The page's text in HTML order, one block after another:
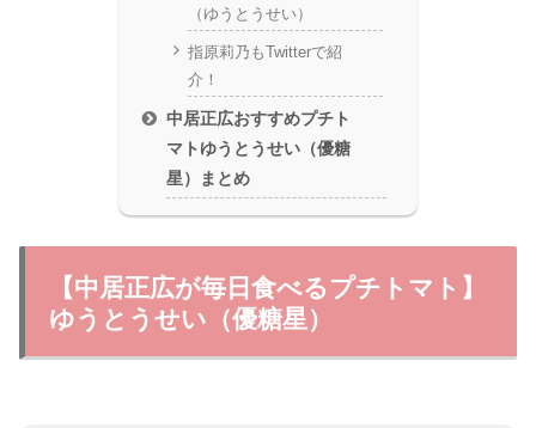
（ゆうとうせい）
指原莉乃もTwitterで紹
介！
中居正広おすすめプチト
マトゆうとうせい（優糖
星）まとめ
【中居正広が毎日食べるプチトマト】
ゆうとうせい（優糖星）